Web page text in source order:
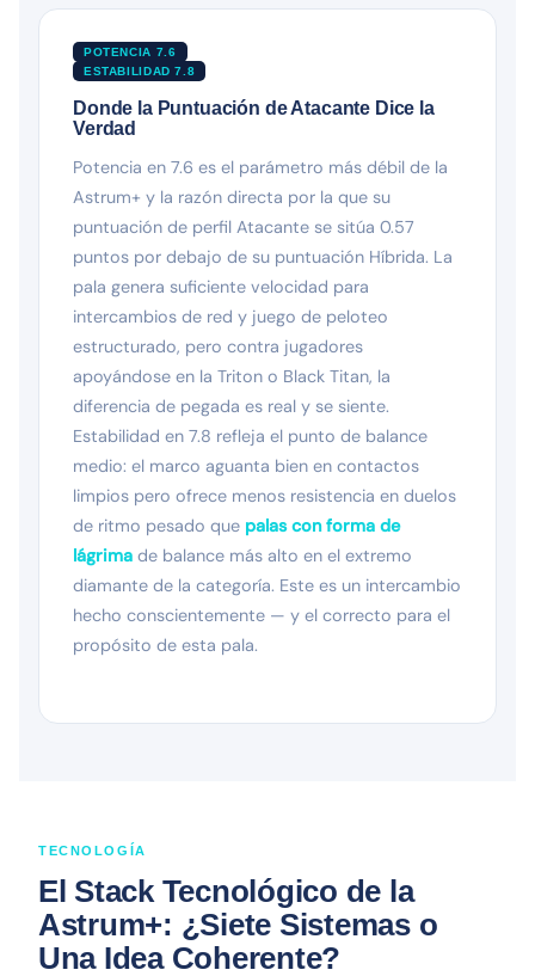
POTENCIA 7.6
ESTABILIDAD 7.8
Donde la Puntuación de Atacante Dice la
Verdad
Potencia en 7.6 es el parámetro más débil de la
Astrum+ y la razón directa por la que su
puntuación de perfil Atacante se sitúa 0.57
puntos por debajo de su puntuación Híbrida. La
pala genera suficiente velocidad para
intercambios de red y juego de peloteo
estructurado, pero contra jugadores
apoyándose en la Triton o Black Titan, la
diferencia de pegada es real y se siente.
Estabilidad en 7.8 refleja el punto de balance
medio: el marco aguanta bien en contactos
limpios pero ofrece menos resistencia en duelos
de ritmo pesado que palas con forma de
lágrima de balance más alto en el extremo
diamante de la categoría. Este es un intercambio
hecho conscientemente — y el correcto para el
propósito de esta pala.
TECNOLOGÍA
El Stack Tecnológico de la
Astrum+: ¿Siete Sistemas o
Una Idea Coherente?